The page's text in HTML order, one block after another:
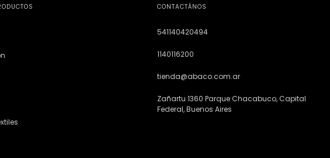
CONTACTÁNOS
541140420494
1140116200
tienda@abaco.com.ar
Zañartu 1360 Parque Chacabuco, Capital
Federal, Buenos Aires